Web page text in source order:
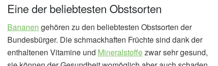
Eine der beliebtesten Obstsorten
Bananen gehören zu den beliebtesten Obstsorten der
Bundesbürger. Die schmackhaften Früchte sind dank der
enthaltenen Vitamine und Mineralstoffezwar sehr gesund,